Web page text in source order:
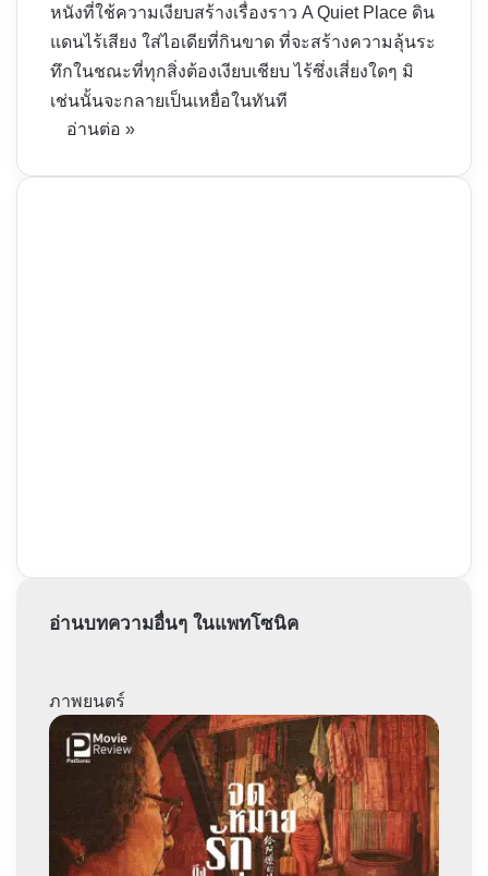
หนังที่ใช้ความเงียบสร้างเรื่องราว A Quiet Place ดิน
แดนไร้เสียง ใส่ไอเดียที่กินขาด ที่จะสร้างความลุ้นระ
ทึกในชณะที่ทุกสิ่งต้องเงียบเชียบ ไร้ซึ่งเสี่ยงใดๆ มิ
เช่นนั้นจะกลายเป็นเหยื่อในทันที
อ่านต่อ »
อ่านบทความอื่นๆ ในแพทโซนิค
ภาพยนตร์